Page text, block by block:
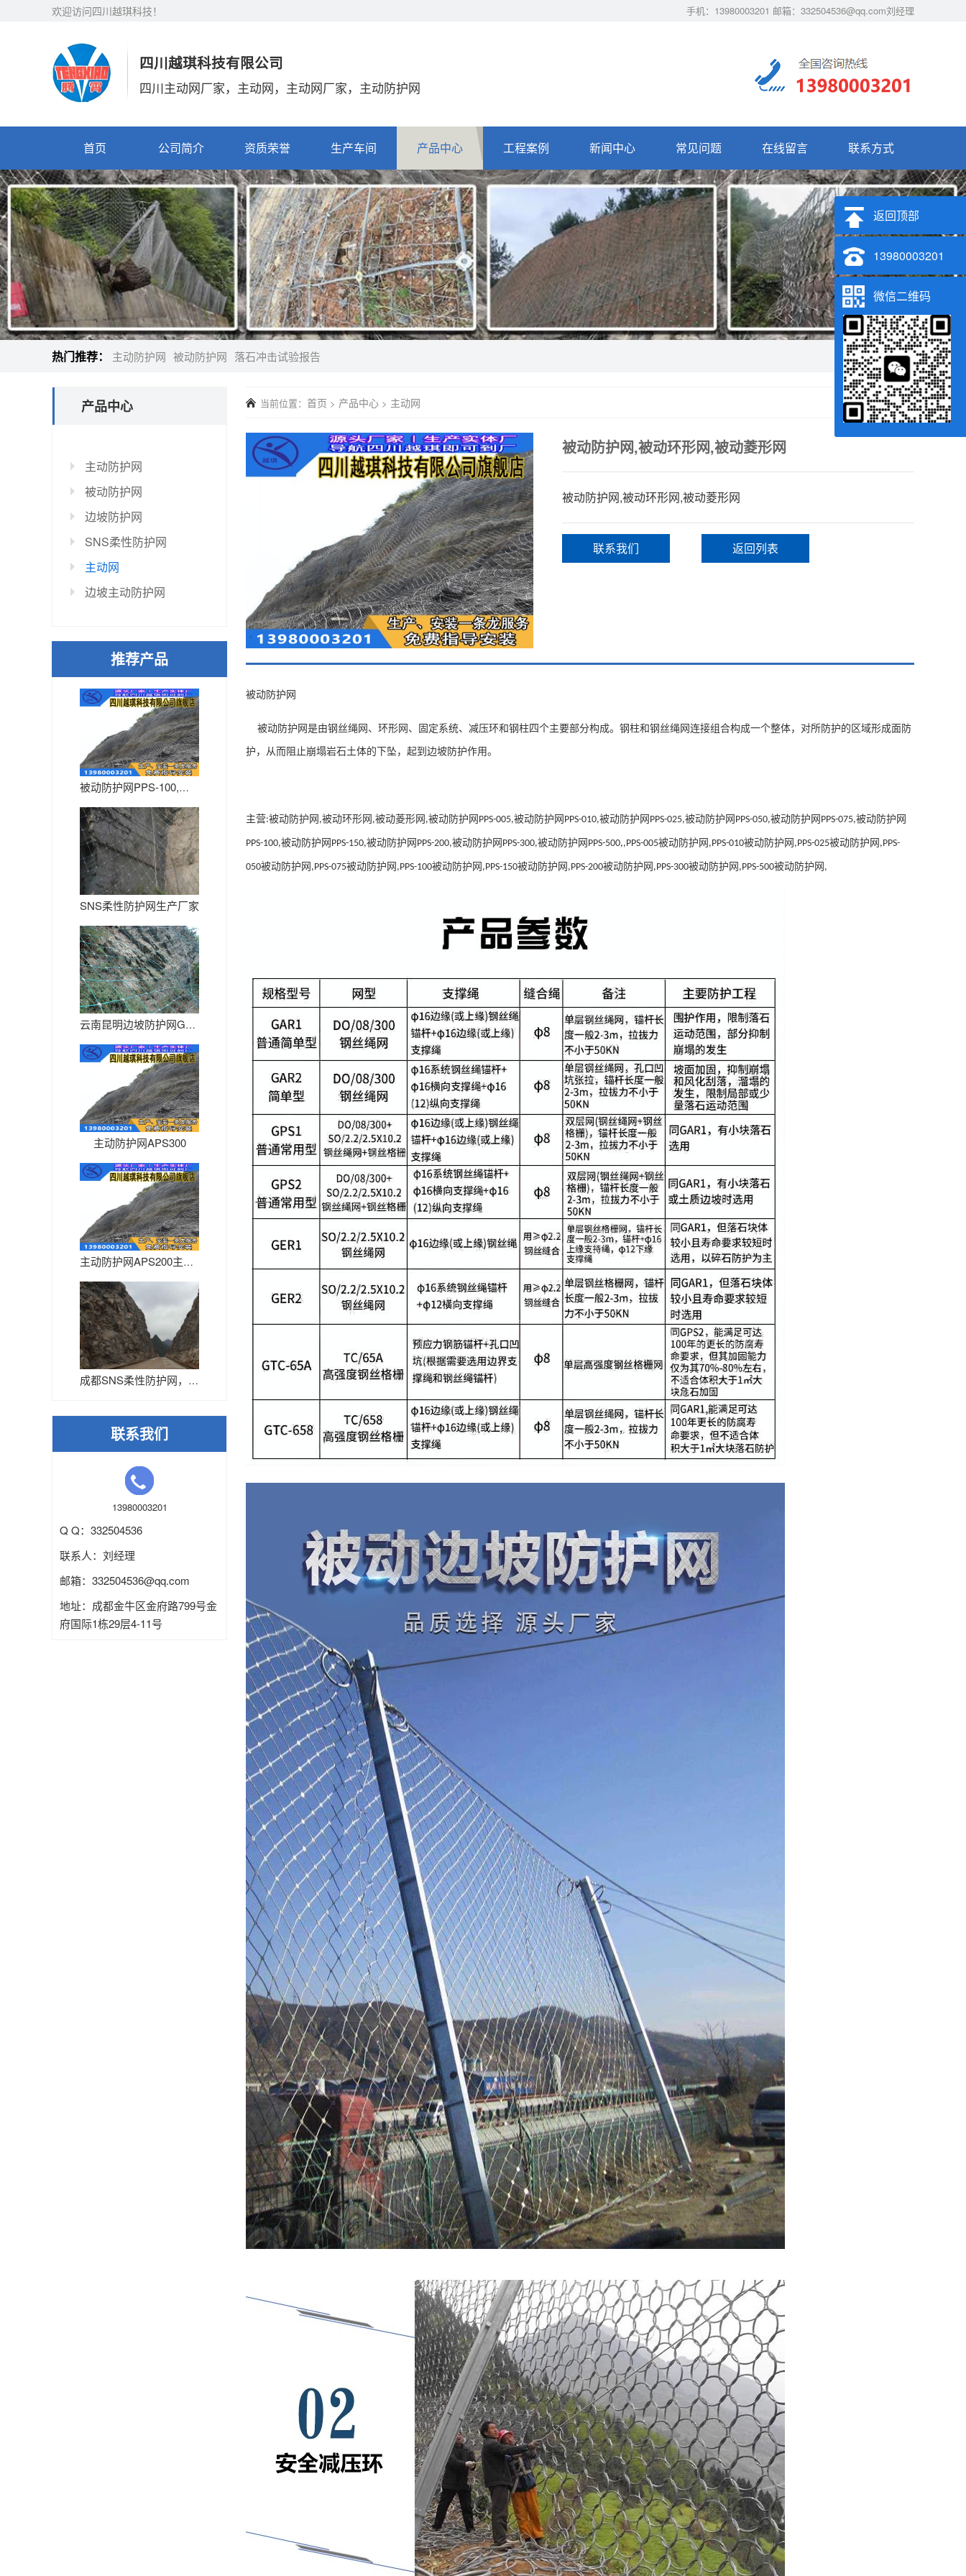
手机：13980003201 邮箱：332504536@qq.com刘经理
欢迎访问四川越琪科技！
四川越琪科技有限公司
四川主动网厂家，主动网，主动网厂家，主动防护网
首页 公司简介 资质荣誉 生产车间 产品中心 工程案例 新闻中心 常见问题 在线留言 联系方式
热门推荐： 主动防护网 被动防护网 落石冲击试验报告
产品中心
主动防护网
被动防护网
边坡防护网
SNS柔性防护网
主动网
边坡主动防护网
推荐产品
被动防护网PPS-100,被动...
SNS柔性防护网生产厂家
云南昆明边坡防护网GPS2厂家
主动防护网APS300
主动防护网APS200主动防护...
成都SNS柔性防护网，成都SN...
联系我们
13980003201
Q Q：332504536
联系人：刘经理
邮箱： 332504536@qq.com
地址：成都金牛区金府路799号金
府国际1栋29层4-11号
当前位置： 首页 > 产品中心 > 主动网
被动防护网,被动环形网,被动菱形网
被动防护网,被动环形网,被动菱形网
联系我们 返回列表
被动防护网
被动防护网是由钢丝绳网、环形网、固定系统、减压环和钢柱四个主要部分构成。钢柱和钢丝绳网连接组合构成一个整体，对所防护的区域形成面防
护，从而阻止崩塌岩石土体的下坠，起到边坡防护作用。
主营:被动防护网 ,被动环形网 ,被动菱形网 ,被动防护网 PPS-005,被动防护网 PPS-010,被动防护网 PPS-025,被动防护网 PPS-050,被动防护网 PPS-075,被动防护网
PPS-100,被动防护网 PPS-150,被动防护网 PPS-200,被动防护网 PPS-300,被动防护网 PPS-500,,PPS-005被动防护网 ,PPS-010被动防护网 ,PPS-025被动防护网 ,PPS-
050被动防护网 ,PPS-075被动防护网 ,PPS-100被动防护网 ,PPS-150被动防护网 ,PPS-200被动防护网 ,PPS-300被动防护网 ,PPS-500被动防护网 ,
返回顶部
13980003201
微信二维码